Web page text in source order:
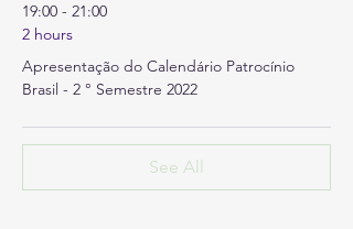
19:00 - 21:00
2 hours
Apresentação do Calendário Patrocínio
Brasil - 2 ° Semestre 2022
See All